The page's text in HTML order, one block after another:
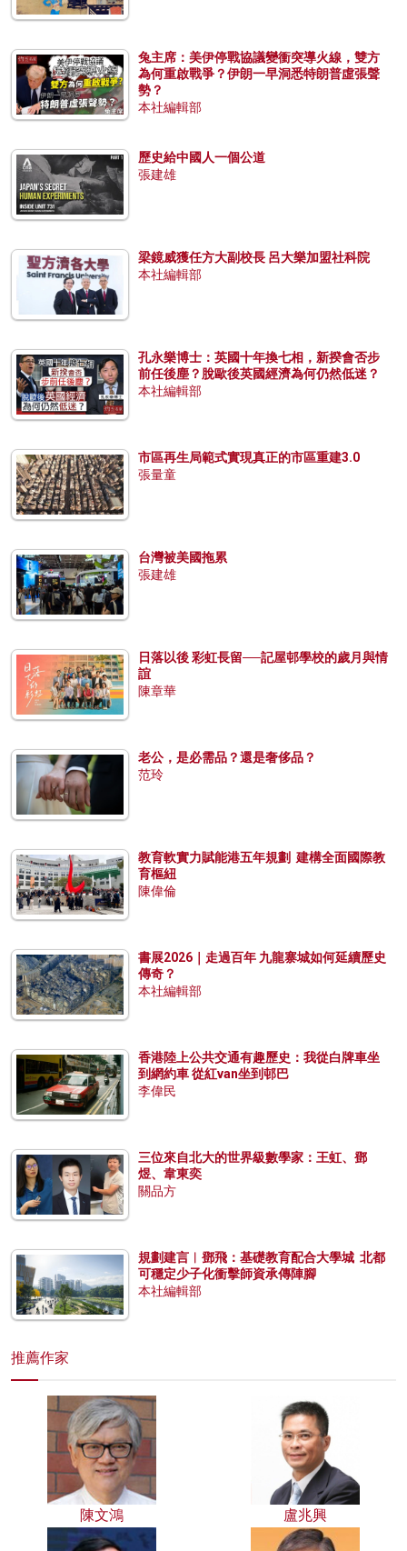
兔主席：美伊停戰協議變衝突導火線，雙方
為何重啟戰爭？伊朗一早洞悉特朗普虛張聲
勢？
本社編輯部
歷史給中國人一個公道
張建雄
梁鏡威獲任方大副校長 呂大樂加盟社科院
本社編輯部
孔永樂博士：英國十年換七相，新揆會否步
前任後塵？脫歐後英國經濟為何仍然低迷？
本社編輯部
市區再生局範式實現真正的市區重建3.0
張量童
台灣被美國拖累
張建雄
日落以後 彩虹長留──記屋邨學校的歲月與情
誼
陳章華
老公，是必需品？還是奢侈品？
范玲
教育軟實力賦能港五年規劃 建構全面國際教
育樞紐
陳偉倫
書展2026｜走過百年 九龍寨城如何延續歷史
傳奇？
本社編輯部
香港陸上公共交通有趣歷史：我從白牌車坐
到網約車 從紅van坐到邨巴
李偉民
三位來自北大的世界級數學家：王虹、鄧
煜、韋東奕
關品方
規劃建言︱鄧飛：基礎教育配合大學城 北都
可穩定少子化衝擊師資承傳陣腳
本社編輯部
推薦作家
陳文鴻 盧兆興